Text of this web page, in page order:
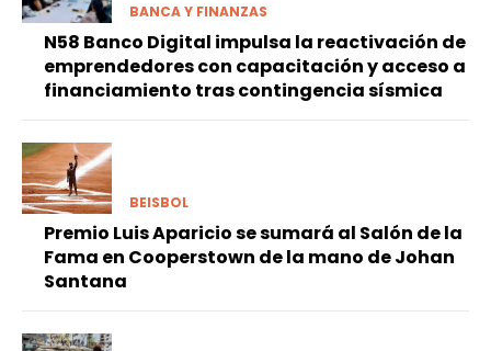
BANCA Y FINANZAS
N58 Banco Digital impulsa la reactivación de
emprendedores con capacitación y acceso a
financiamiento tras contingencia sísmica
BEISBOL
Premio Luis Aparicio se sumará al Salón de la
Fama en Cooperstown de la mano de Johan
Santana